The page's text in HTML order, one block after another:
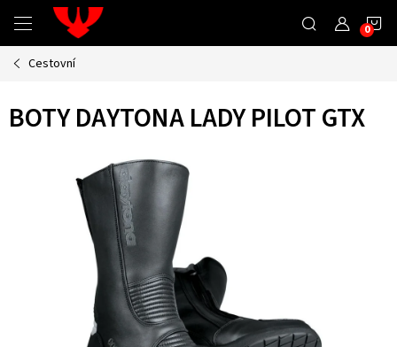
obsah
Cestovní
BOTY DAYTONA LADY PILOT GTX